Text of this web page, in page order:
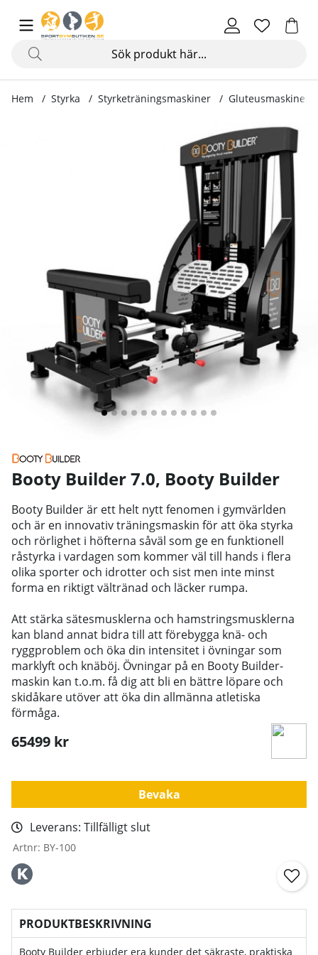
Hem Styrka Styrketräningsmaskiner Gluteusmaskiner
Booty Builder 7.0, Booty Builder
Booty Builder är ett helt nytt fenomen i gymvärlden
och är en innovativ träningsmaskin för att öka styrka
och rörlighet i höfterna såväl som ge en funktionell
råstyrka i vardagen som kommer väl till hands i flera
olika sporter och idrotter och sist men inte minst
forma en riktigt vältränad och läcker rumpa.
Att stärka sätesmusklerna och hamstringsmusklerna
kan bland annat bidra till att förebygga knä- och
ryggproblem och öka din intensitet i övningar som
marklyft och knäböj. Övningar på en Booty Builder-
maskin kan t.o.m. få dig att bli en bättre löpare och
skidåkare utöver att öka din allmänna atletiska
förmåga.
65499 kr
Bevaka
Leverans: Tillfälligt slut
Artnr: BY-100
PRODUKTBESKRIVNING
Booty Builder erbjuder era kunder det säkraste, praktiska